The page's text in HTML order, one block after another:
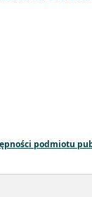
podmiotu